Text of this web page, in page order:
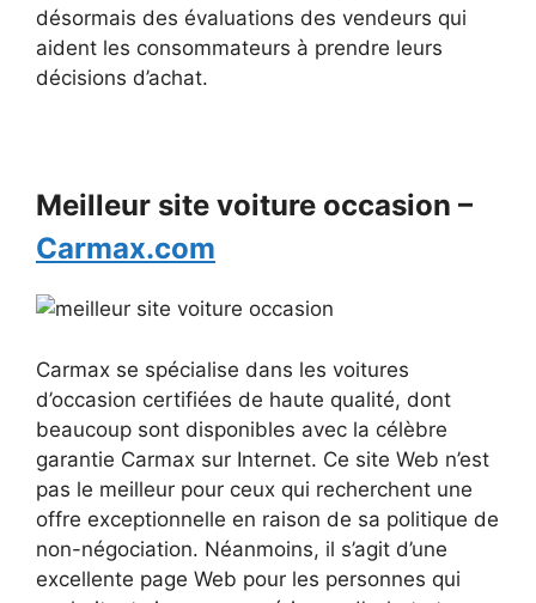
désormais des évaluations des vendeurs qui
aident les consommateurs à prendre leurs
décisions d’achat.
Meilleur site voiture occasion –
Carmax.com
Carmax se spécialise dans les voitures
d’occasion certifiées de haute qualité, dont
beaucoup sont disponibles avec la célèbre
garantie Carmax sur Internet. Ce site Web n’est
pas le meilleur pour ceux qui recherchent une
offre exceptionnelle en raison de sa politique de
non-négociation. Néanmoins, il s’agit d’une
excellente page Web pour les personnes qui